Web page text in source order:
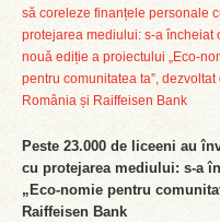
Peste 23.000 de liceeni au
cu protejarea mediului: s-a
„Eco-nomie pentru
Raiffeisen Bank